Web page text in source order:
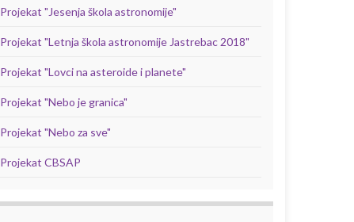
Projekat "Jesenja škola astronomije"
Projekat "Letnja škola astronomije Jastrebac 2018"
Projekat "Lovci na asteroide i planete"
Projekat "Nebo je granica"
Projekat "Nebo za sve"
Projekat CBSAP